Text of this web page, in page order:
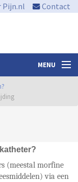
Pijn.nl Contact
MENU
(meestal morfine
via een